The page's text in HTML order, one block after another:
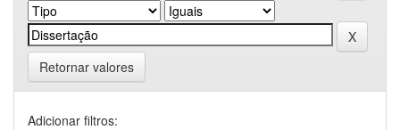
Retornar valores
Adicionar filtros: